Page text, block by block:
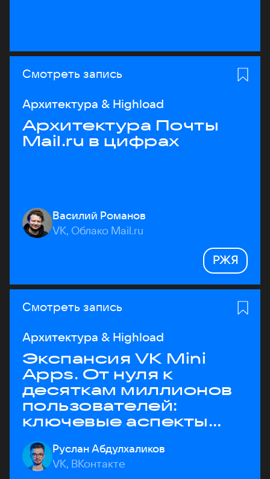
Смотреть запись
Архитектура & Highload
Архитектура Почты
Mail.ru в цифрах
Василий Романов
VK, Облако Mail.ru
РЖЯ
Смотреть запись
Архитектура & Highload
Экспансия VK Mini
Apps. От нуля к
десяткам миллионов
пользователей:
ключевые аспекты
архитектуры
Руслан Абдулхаликов
VK, ВКонтакте